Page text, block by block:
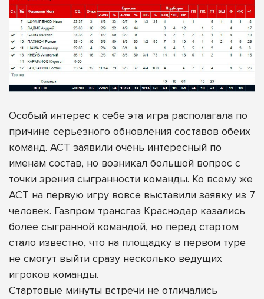
Особый интерес к себе эта игра располагала по
причине серьезного обновления составов обеих
команд. АСТ заявили очень интересный по
именам состав, но возникал большой вопрос с
точки зрения сыгранности команды. Ко всему же
АСТ на первую игру вовсе выставили заявку из 7
человек. Газпром трансгаз Краснодар казались
более сыгранной командой, но перед стартом
стало известно, что на площадку в первом туре
не смогут выйти сразу несколько ведущих
игроков команды.
Стартовые минуты встречи не отличались